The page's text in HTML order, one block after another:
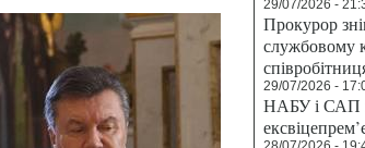
29/07/2026 -
Прокурор
службовому
29/07/2026 -
НАБУ і САП